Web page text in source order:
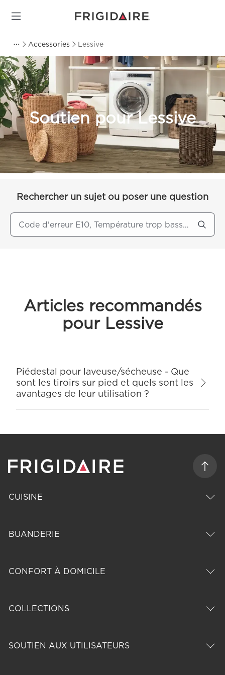
Accessories Lessive
Soutien pour Lessive
Rechercher un sujet ou poser une question
Articles recommandés
pour Lessive
Piédestal pour laveuse/sécheuse - Que
sont les tiroirs sur pied et quels sont les
avantages de leur utilisation ?
CUISINE
BUANDERIE
CONFORT À DOMICILE
COLLECTIONS
SOUTIEN AUX UTILISATEURS